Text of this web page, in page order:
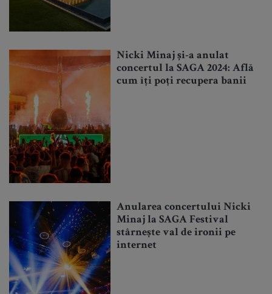
Nicki Minaj și-a anulat
concertul la SAGA 2024: Află
cum îți poți recupera banii
Anularea concertului Nicki
Minaj la SAGA Festival
stârnește val de ironii pe
internet